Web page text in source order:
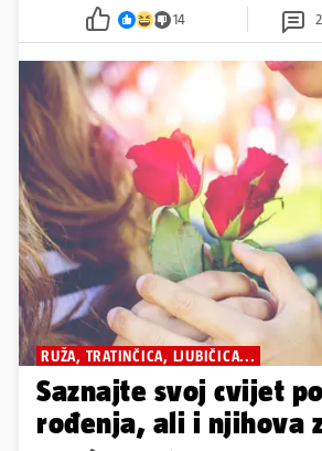
14
RUŽA, TRATINČICA, LJUBIČICA...
Saznajte svoj cvijet
rođenja, ali i njihova